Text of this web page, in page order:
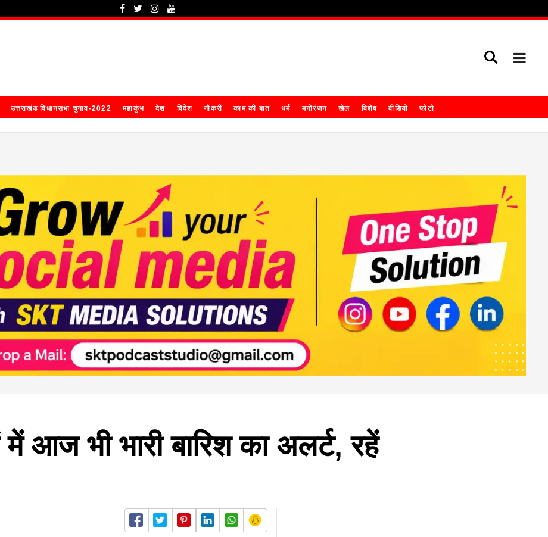
उत्तराखंड विधानसभा चुनाव-2022 महाकुंभ देश विदेश नौकरी काम की बात धर्म मनोरंजन खेल विशेष वीडियो फोटो
आज भी भारी बारिश का अलर्ट, रहें